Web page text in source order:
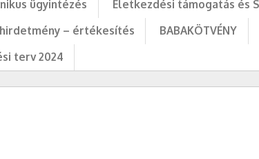
ügyintézés Életkezdési támogatás és
hirdetmény – értékesítés BABAKÖTVÉNY
terv 2024